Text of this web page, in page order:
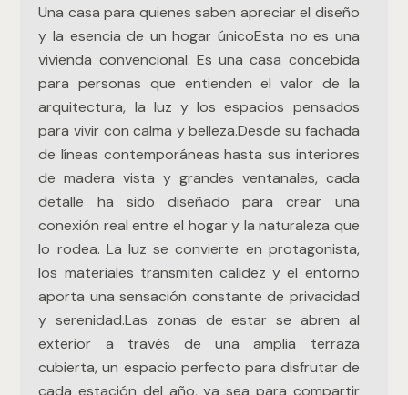
Una casa para quienes saben apreciar el diseño
y la esencia de un hogar únicoEsta no es una
vivienda convencional. Es una casa concebida
para personas que entienden el valor de la
arquitectura, la luz y los espacios pensados
para vivir con calma y belleza.Desde su fachada
de líneas contemporáneas hasta sus interiores
de madera vista y grandes ventanales, cada
detalle ha sido diseñado para crear una
conexión real entre el hogar y la naturaleza que
lo rodea. La luz se convierte en protagonista,
los materiales transmiten calidez y el entorno
aporta una sensación constante de privacidad
y serenidad.Las zonas de estar se abren al
exterior a través de una amplia terraza
cubierta, un espacio perfecto para disfrutar de
cada estación del año, ya sea para compartir